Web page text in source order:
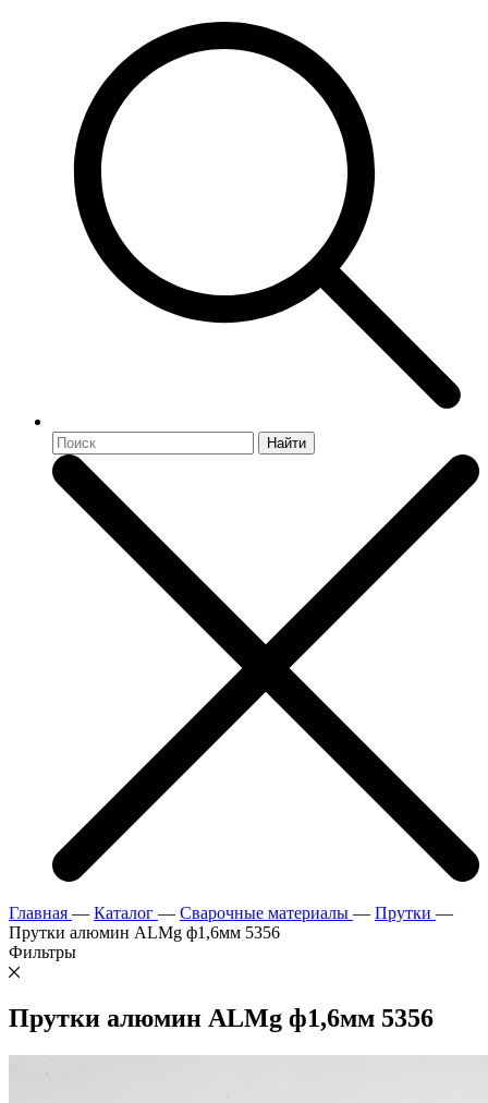
Найти
Главная — Каталог — Сварочные материалы — Прутки —
Прутки алюмин ALMg ф1,6мм 5356
Фильтры
Прутки алюмин ALMg ф1,6мм 5356